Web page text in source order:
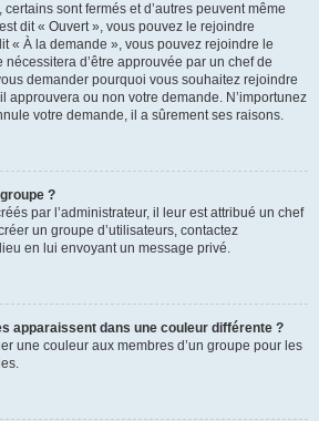
sont fermés et d’autres peuvent même
dit « Ouvert », vous pouvez le rejoindre
« À la demande », vous pouvez rejoindre le
d’être approuvée par un chef de
demander pourquoi vous souhaitez rejoindre
approuvera ou non votre demande. N’importunez
votre demande, il a sûrement ses raisons.
?
par l’administrateur, il leur est attribué un chef
un groupe d’utilisateurs, contactez
en lui envoyant un message privé.
apparaissent dans une couleur différente ?
une couleur aux membres d’un groupe pour les